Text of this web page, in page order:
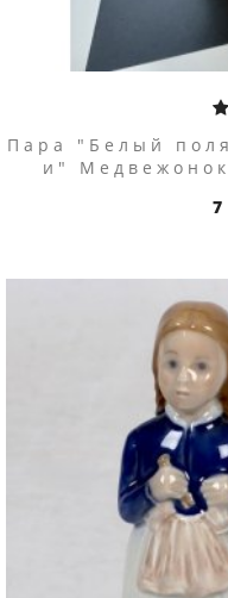
Пара "Белый
и"